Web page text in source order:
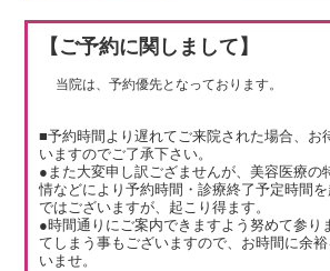
【ご予約に関しまして】
当院は、予約優先となっております。
■予約時間より遅れてご来院された場合、お
いますのでご了承下さい。
●また大変申し訳ござませんが、美容医療の
情などにより予約時間・診療終了予定時間
ではございますが、起こり得ます。
●時間通りにご案内できますよう努めて参り
てしまう事もございますので、お時間に余
いませ。